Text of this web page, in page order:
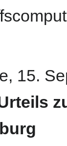
15.